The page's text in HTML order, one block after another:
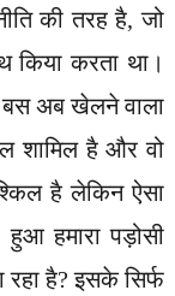
की तरह है, जो
किया करता था।
बस अब खेलने वाला
शामिल है और वो
है लेकिन ऐसा
हमारा पड़ोसी
रहा है? इसके सिर्फ